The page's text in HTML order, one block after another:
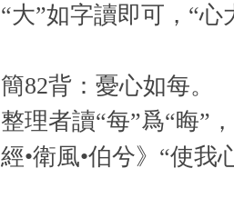
“大”如字讀即可，“
簡82背：憂心如每。
整理者讀“每”爲“晦”
經•衛風•伯兮》“使我